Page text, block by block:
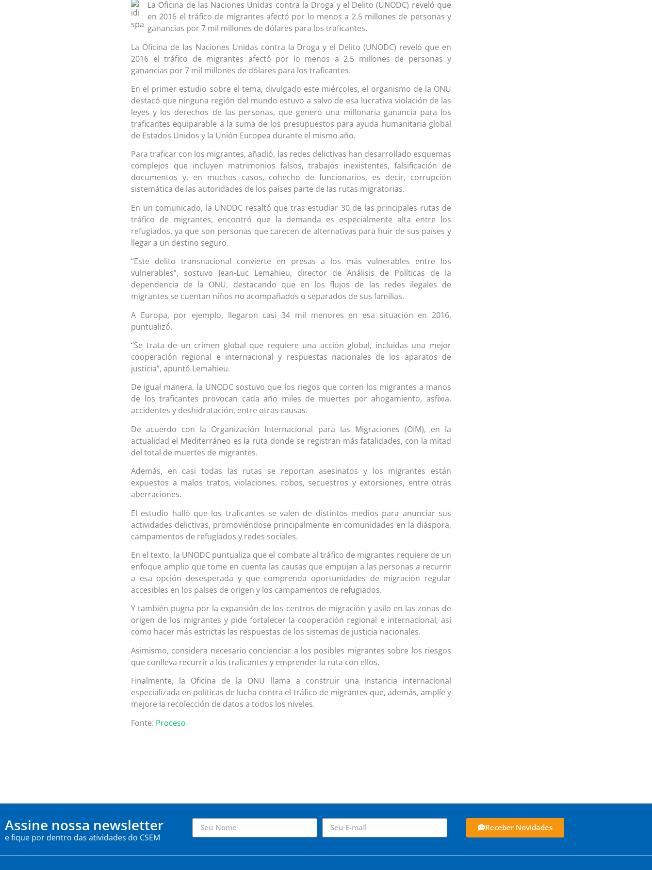
La Oficina de las Naciones Unidas contra la Droga y el Delito (UNODC) reveló que
en 2016 el tráfico de migrantes afectó por lo menos a 2.5 millones de personas y
ganancias por 7 mil millones de dólares para los traficantes.
La Oficina de las Naciones Unidas contra la Droga y el Delito (UNODC) reveló que en
2016 el tráfico de migrantes afectó por lo menos a 2.5 millones de personas y
ganancias por 7 mil millones de dólares para los traficantes.
En el primer estudio sobre el tema, divulgado este miércoles, el organismo de la ONU
destacó que ninguna región del mundo estuvo a salvo de esa lucrativa violación de las
leyes y los derechos de las personas, que generó una millonaria ganancia para los
traficantes equiparable a la suma de los presupuestos para ayuda humanitaria global
de Estados Unidos y la Unión Europea durante el mismo año.
Para traficar con los migrantes, añadió, las redes delictivas han desarrollado esquemas
complejos que incluyen matrimonios falsos, trabajos inexistentes, falsificación de
documentos y, en muchos casos, cohecho de funcionarios, es decir, corrupción
sistemática de las autoridades de los países parte de las rutas migratorias.
En un comunicado, la UNODC resaltó que tras estudiar 30 de las principales rutas de
tráfico de migrantes, encontró que la demanda es especialmente alta entre los
refugiados, ya que son personas que carecen de alternativas para huir de sus países y
llegar a un destino seguro.
“Este delito transnacional convierte en presas a los más vulnerables entre los
vulnerables”, sostuvo Jean-Luc Lemahieu, director de Análisis de Políticas de la
dependencia de la ONU, destacando que en los flujos de las redes ilegales de
migrantes se cuentan niños no acompañados o separados de sus familias.
A Europa, por ejemplo, llegaron casi 34 mil menores en esa situación en 2016,
puntualizó.
“Se trata de un crimen global que requiere una acción global, incluidas una mejor
cooperación regional e internacional y respuestas nacionales de los aparatos de
justicia”, apuntó Lemahieu.
De igual manera, la UNODC sostuvo que los riegos que corren los migrantes a manos
de los traficantes provocan cada año miles de muertes por ahogamiento, asfixia,
accidentes y deshidratación, entre otras causas.
De acuerdo con la Organización Internacional para las Migraciones (OIM), en la
actualidad el Mediterráneo es la ruta donde se registran más fatalidades, con la mitad
del total de muertes de migrantes.
Además, en casi todas las rutas se reportan asesinatos y los migrantes están
expuestos a malos tratos, violaciones, robos, secuestros y extorsiones, entre otras
aberraciones.
El estudio halló que los traficantes se valen de distintos medios para anunciar sus
actividades delictivas, promoviéndose principalmente en comunidades en la diáspora,
campamentos de refugiados y redes sociales.
En el texto, la UNODC puntualiza que el combate al tráfico de migrantes requiere de un
enfoque amplio que tome en cuenta las causas que empujan a las personas a recurrir
a esa opción desesperada y que comprenda oportunidades de migración regular
accesibles en los países de origen y los campamentos de refugiados.
Y también pugna por la expansión de los centros de migración y asilo en las zonas de
origen de los migrantes y pide fortalecer la cooperación regional e internacional, así
como hacer más estrictas las respuestas de los sistemas de justicia nacionales.
Asimismo, considera necesario concienciar a los posibles migrantes sobre los riesgos
que conlleva recurrir a los traficantes y emprender la ruta con ellos.
Finalmente, la Oficina de la ONU llama a construir una instancia internacional
especializada en políticas de lucha contra el tráfico de migrantes que, además, amplíe y
mejore la recolección de datos a todos los niveles.
Fonte: Proceso
Assine nossa newsletter
e fique por dentro das atividades do CSEM
Receber Novidades